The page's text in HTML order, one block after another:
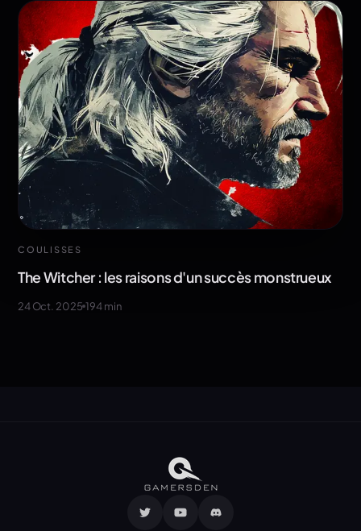
COULISSES
The Witcher : les raisons d'un succès monstrueux
24 Oct. 2025 194min